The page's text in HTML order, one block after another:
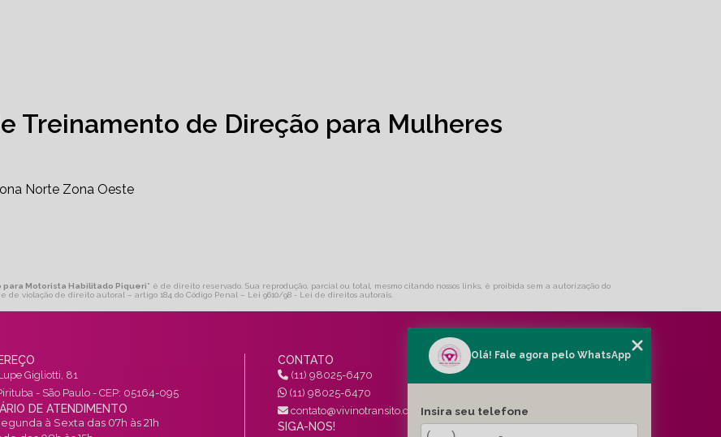
Treinamento de Direção para Mulheres
Norte Zona Oeste
para Motorista Habilitado Piqueri" é de direito reservado. Sua reprodução, parcial ou total, mesmo citando nossos links, é proibida sem a autorização do
de violação de direito autoral – artigo 184 do Código Penal – Lei 9610/98 - Lei de direitos autorais.
Gigliotti, 81
- São Paulo - CEP: 05164-095
DE ATENDIMENTO
à Sexta das 07h às 21h
CONTATO
(11) 98025-6470
(11) 98025-6470
contato@vivinotransito.com.br
SIGA-NOS!
MENU
SERVIÇOS
Olá! Fale agora pelo WhatsApp
Insira seu telefone